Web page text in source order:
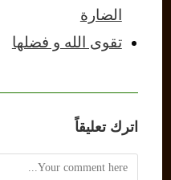
الضارة
تقوى الله و فضلها
اترك تعليقاً
Comment